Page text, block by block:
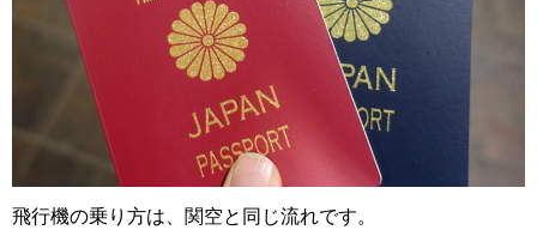
飛行機の乗り方は、関空と同じ流れです。